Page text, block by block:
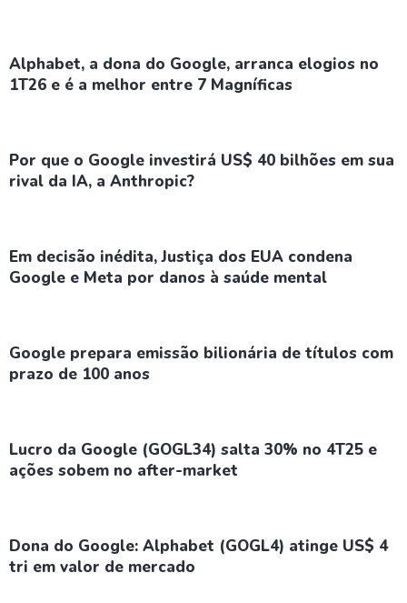
Alphabet, a dona do Google, arranca elogios no
1T26 e é a melhor entre 7 Magníficas
Por que o Google investirá US$ 40 bilhões em sua
rival da IA, a Anthropic?
Em decisão inédita, Justiça dos EUA condena
Google e Meta por danos à saúde mental
Google prepara emissão bilionária de títulos com
prazo de 100 anos
Lucro da Google (GOGL34) salta 30% no 4T25 e
ações sobem no after-market
Dona do Google: Alphabet (GOGL4) atinge US$ 4
tri em valor de mercado